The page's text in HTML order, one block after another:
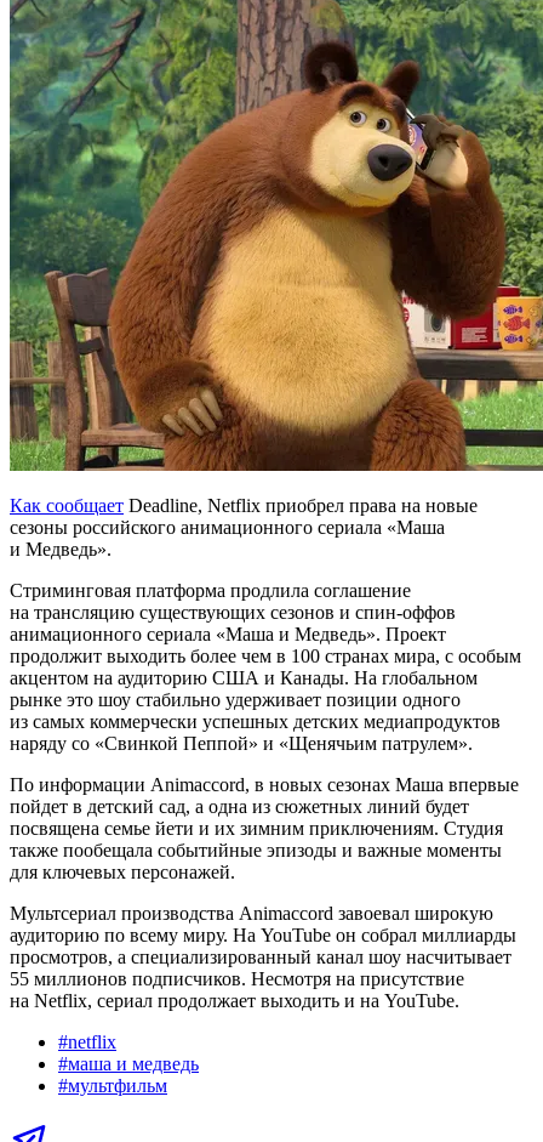
Как сообщает Deadline, Netflix приобрел права на новые
сезоны российского анимационного сериала «Маша
и Медведь».
Стриминговая платформа продлила соглашение
на трансляцию существующих сезонов и спин-оффов
анимационного сериала «Маша и Медведь». Проект
продолжит выходить более чем в 100 странах мира, с особым
акцентом на аудиторию США и Канады. На глобальном
рынке это шоу стабильно удерживает позиции одного
из самых коммерчески успешных детских медиапродуктов
наряду со «Свинкой Пеппой» и «Щенячьим патрулем».
По информации Animaccord, в новых сезонах Маша впервые
пойдет в детский сад, а одна из сюжетных линий будет
посвящена семье йети и их зимним приключениям. Студия
также пообещала событийные эпизоды и важные моменты
для ключевых персонажей.
Мультсериал производства Animaccord завоевал широкую
аудиторию по всему миру. На YouTube он собрал миллиарды
просмотров, а специализированный канал шоу насчитывает
55 миллионов подписчиков. Несмотря на присутствие
на Netflix, сериал продолжает выходить и на YouTube.
#netflix
#маша и медведь
#мультфильм